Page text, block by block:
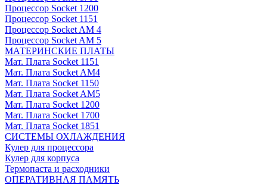
Процессор Socket 1200
Процессор Socket 1151
Процессор Socket AM 4
Процессор Socket AM 5
МАТЕРИНСКИЕ ПЛАТЫ
Мат. Плата Socket 1151
Мат. Плата Socket AM4
Мат. Плата Socket 1150
Мат. Плата Socket AM5
Мат. Плата Socket 1200
Мат. Плата Socket 1700
Мат. Плата Socket 1851
СИСТЕМЫ ОХЛАЖДЕНИЯ
Кулер для процессора
Кулер для корпуса
Термопаста и расходники
ОПЕРАТИВНАЯ ПАМЯТЬ